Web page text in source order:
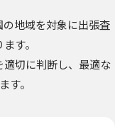
地域を対象に出張査
す。
切に判断し、最適な
す。